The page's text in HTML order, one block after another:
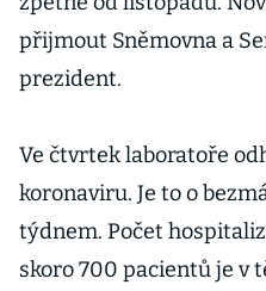
přijmout Sněmovna a
prezident.
Ve čtvrtek laboratoře
koronaviru. Je to o
týdnem. Počet
skoro 700 pacientů je v